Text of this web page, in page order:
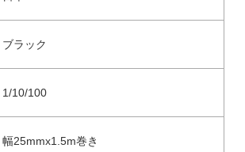
ブラック
1/10/100
幅25mmx1.5m巻き